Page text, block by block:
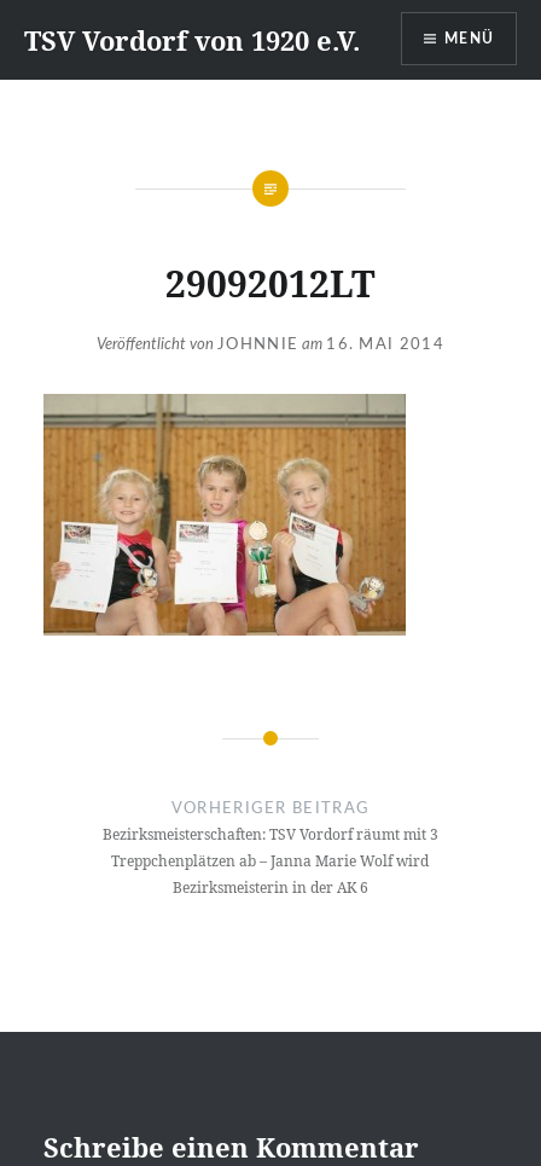
zumTSV Vordorf von 1920 e.V. MENÜ
29092012LT
Veröffentlicht von JOHNNIE am 16. MAI 2014
Beitragsnavigation
VORHERIGER BEITRAG
Bezirksmeisterschaften: TSV Vordorf räumt mit 3
Treppchenplätzen ab – Janna Marie Wolf wird
Bezirksmeisterin in der AK 6
Schreibe einen Kommentar